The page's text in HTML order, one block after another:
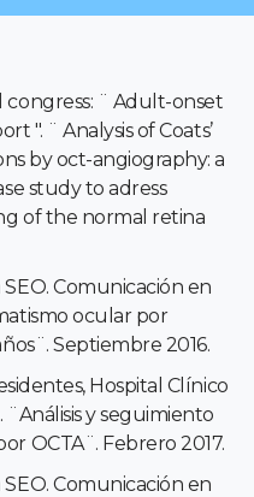
congress: ¨ Adult-onset
". ¨ Analysis of Coats’
by oct-angiography: a
study to adress
of the normal retina
Comunicación en
ocular por
Septiembre 2016.
Hospital Clínico
¨Análisis y seguimiento
OCTA¨. Febrero 2017.
Comunicación en